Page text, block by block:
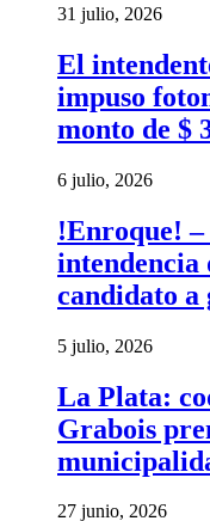
31 julio, 2026
El
impuso
monto de $
6 julio, 2026
!Enroque!
intendencia
candidato a
5 julio, 2026
La Plata:
Grabois
27 junio, 2026